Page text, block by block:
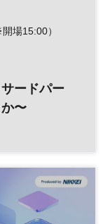
場15:00）
ードパー
〜
料